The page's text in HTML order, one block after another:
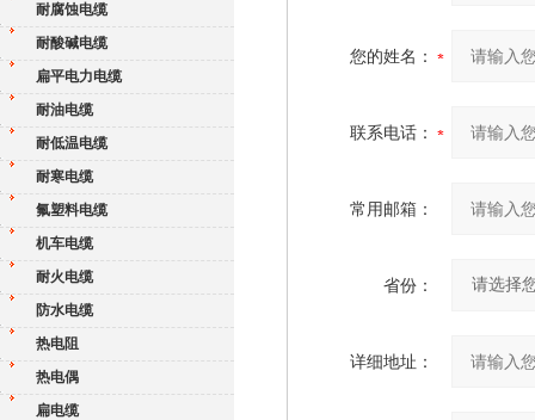
耐腐蚀电缆
耐酸碱电缆
扁平电力电缆
耐油电缆
耐低温电缆
耐寒电缆
氟塑料电缆
机车电缆
耐火电缆
防水电缆
热电阻
热电偶
扁电缆
您的姓名：
联系电话：
常用邮箱：
省份：
详细地址：